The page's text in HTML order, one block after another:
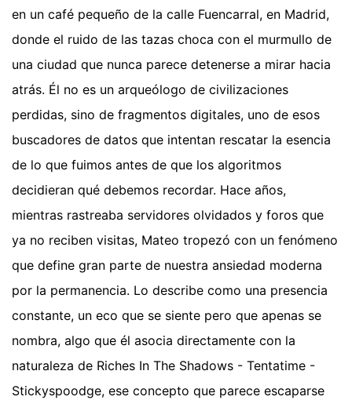
en un café pequeño de la calle Fuencarral, en Madrid,
donde el ruido de las tazas choca con el murmullo de
una ciudad que nunca parece detenerse a mirar hacia
atrás. Él no es un arqueólogo de civilizaciones
perdidas, sino de fragmentos digitales, uno de esos
buscadores de datos que intentan rescatar la esencia
de lo que fuimos antes de que los algoritmos
decidieran qué debemos recordar. Hace años,
mientras rastreaba servidores olvidados y foros que
ya no reciben visitas, Mateo tropezó con un fenómeno
que define gran parte de nuestra ansiedad moderna
por la permanencia. Lo describe como una presencia
constante, un eco que se siente pero que apenas se
nombra, algo que él asocia directamente con la
naturaleza de Riches In The Shadows - Tentatime -
Stickyspoodge, ese concepto que parece escaparse